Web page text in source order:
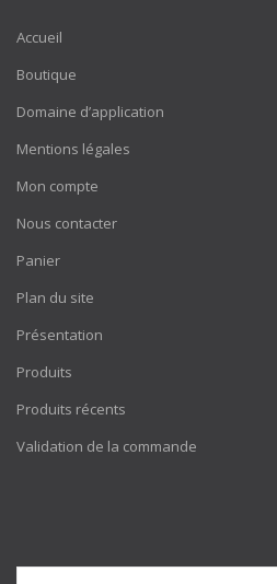
Accueil
Boutique
Domaine d’application
Mentions légales
Mon compte
Nous contacter
Panier
Plan du site
Présentation
Produits
Produits récents
Validation de la commande